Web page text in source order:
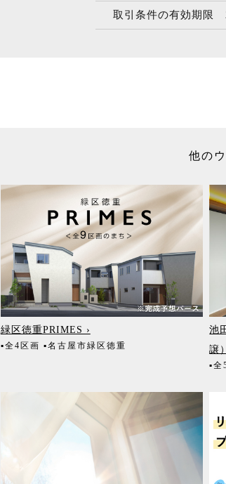
取引条件の有効期限
他の
緑区徳重PRIMES ›
▪全4区画 ▪名古屋市緑区徳重
池
譲
▪